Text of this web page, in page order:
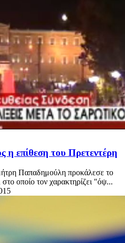
επίθεση του Πρετεντέρη
Παπαδημούλη προκάλεσε το
οποίο τον χαρακτηρίζει "όψ...